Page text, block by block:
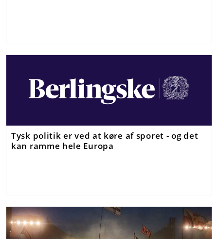
Tysk politik er ved at køre af sporet - og det
kan ramme hele Europa